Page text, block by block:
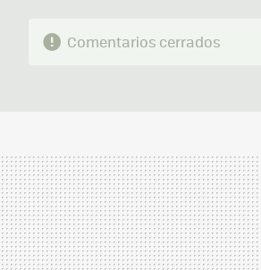
Comentarios cerrados